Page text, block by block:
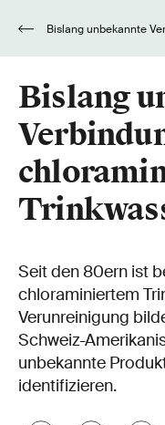
Bislang
Seit den 80ern ist
chloraminiertem
Verunreinigung
Schweiz-
unbekannte
identifizieren.